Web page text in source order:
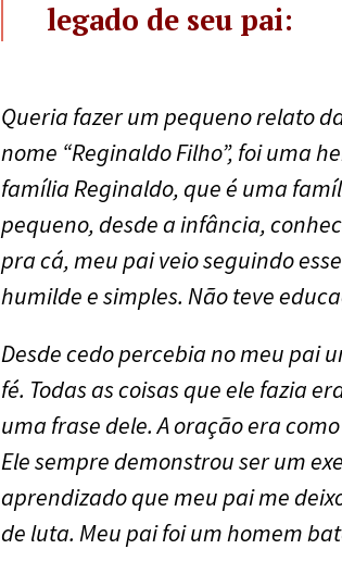
legado de seu pai:
Queria fazer um pequeno relato
nome “Reginaldo Filho”, foi uma
família Reginaldo, que é uma
pequeno, desde a infância,
pra cá, meu pai veio seguindo
humilde e simples. Não teve
Desde cedo percebia no meu pai
fé. Todas as coisas que ele fazia
uma frase dele. A oração era
Ele sempre demonstrou ser um
aprendizado que meu pai me
de luta. Meu pai foi um homem